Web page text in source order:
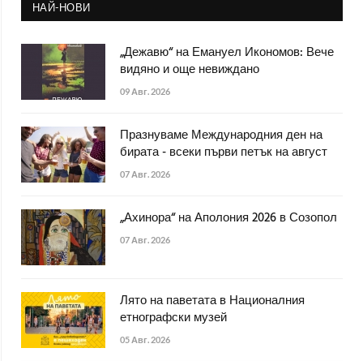
НАЙ-НОВИ
„Дежавю“ на Емануел Икономов: Вече
видяно и още невиждано
09 Авг. 2026
Празнуваме Международния ден на
бирата - всеки първи петък на август
07 Авг. 2026
„Ахинора“ на Аполония 2026 в Созопол
07 Авг. 2026
Лято на паветата в Националния
етнографски музей
05 Авг. 2026